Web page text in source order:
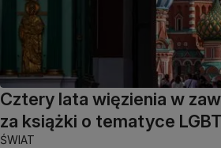
Cztery lata więzienia w
za książki o tematyce
ŚWIAT